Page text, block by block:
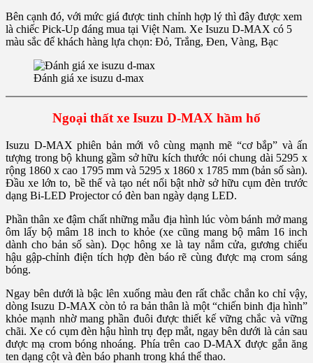
Bên cạnh đó, với mức giá được tinh chỉnh hợp lý thì đây được xem
là chiếc Pick-Up đáng mua tại Việt Nam. Xe Isuzu D-MAX có 5
màu sắc để khách hàng lựa chọn: Đỏ, Trắng, Đen, Vàng, Bạc
Đánh giá xe isuzu d-max
Ngoại thất xe Isuzu D-MAX hầm hố
Isuzu D-MAX phiên bản mới vô cùng mạnh mẽ “cơ bắp” và ấn
tượng trong bộ khung gầm sở hữu kích thước nói chung dài 5295 x
rộng 1860 x cao 1795 mm và 5295 x 1860 x 1785 mm (bản số sàn).
Đầu xe lớn to, bề thế và tạo nét nổi bật nhờ sở hữu cụm đèn trước
dạng Bi-LED Projector có đèn ban ngày dạng LED.
Phần thân xe đậm chất những mẫu địa hình lúc vòm bánh mở mang
ôm lấy bộ mâm 18 inch to khỏe (xe cũng mang bộ mâm 16 inch
dành cho bản số sàn). Dọc hông xe là tay nắm cửa, gương chiếu
hậu gập-chỉnh điện tích hợp đèn báo rẽ cùng được mạ crom sáng
bóng.
Ngay bên dưới là bậc lên xuống màu đen rất chắc chắn ko chỉ vậy,
dòng Isuzu D-MAX còn tỏ ra bản thân là một “chiến binh địa hình”
khỏe mạnh nhờ mang phần đuôi được thiết kế vững chắc và vững
chãi. Xe có cụm đèn hậu hình trụ đẹp mắt, ngay bên dưới là cản sau
được mạ crom bóng nhoáng. Phía trên cao D-MAX được gắn ăng
ten dạng cột và đèn báo phanh trong khá thể thao.